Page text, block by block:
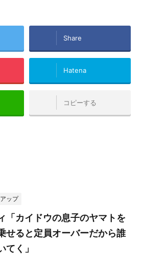
Share
Hatena
コピーする
ップ
「カイドウの息子のヤマトを
せると定員オーバーだから誰
てく」